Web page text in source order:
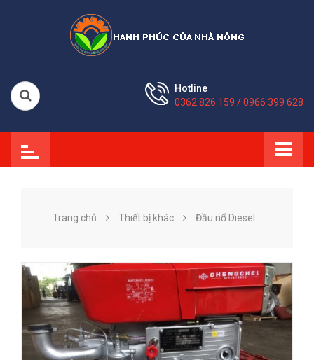
Hotline
0362 826 159 / 0966 399 628
Trang chủ Thiết bị khác Đầu nổ Diesel